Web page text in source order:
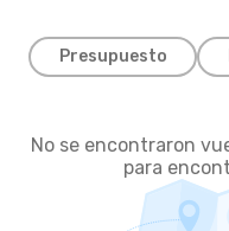
Presupuesto
No se encontraron
para